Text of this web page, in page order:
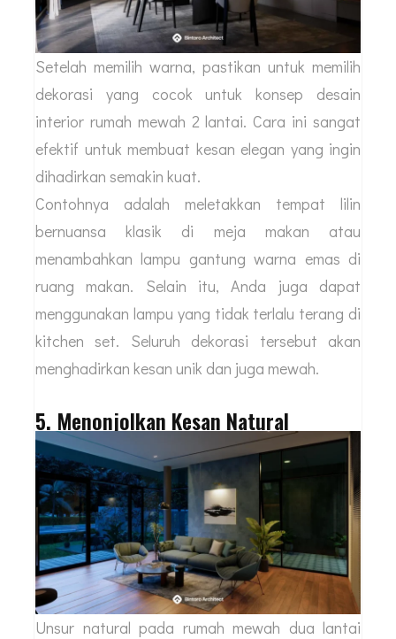
Setelah memilih warna, pastikan untuk memilih
dekorasi yang cocok untuk konsep desain
interior rumah mewah 2 lantai. Cara ini sangat
efektif untuk membuat kesan elegan yang ingin
dihadirkan semakin kuat.
Contohnya adalah meletakkan tempat lilin
bernuansa klasik di meja makan atau
menambahkan lampu gantung warna emas di
ruang makan. Selain itu, Anda juga dapat
menggunakan lampu yang tidak terlalu terang di
kitchen set. Seluruh dekorasi tersebut akan
menghadirkan kesan unik dan juga mewah.
5. Menonjolkan Kesan Natural
Unsur natural pada rumah mewah dua lantai